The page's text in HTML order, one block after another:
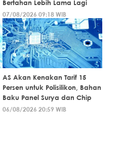
Bertahan Lebih Lama Lagi
07/08/2026 09:18 WIB
AS Akan Kenakan Tarif 15
Persen untuk Polisilikon, Bahan
Baku Panel Surya dan Chip
06/08/2026 20:59 WIB